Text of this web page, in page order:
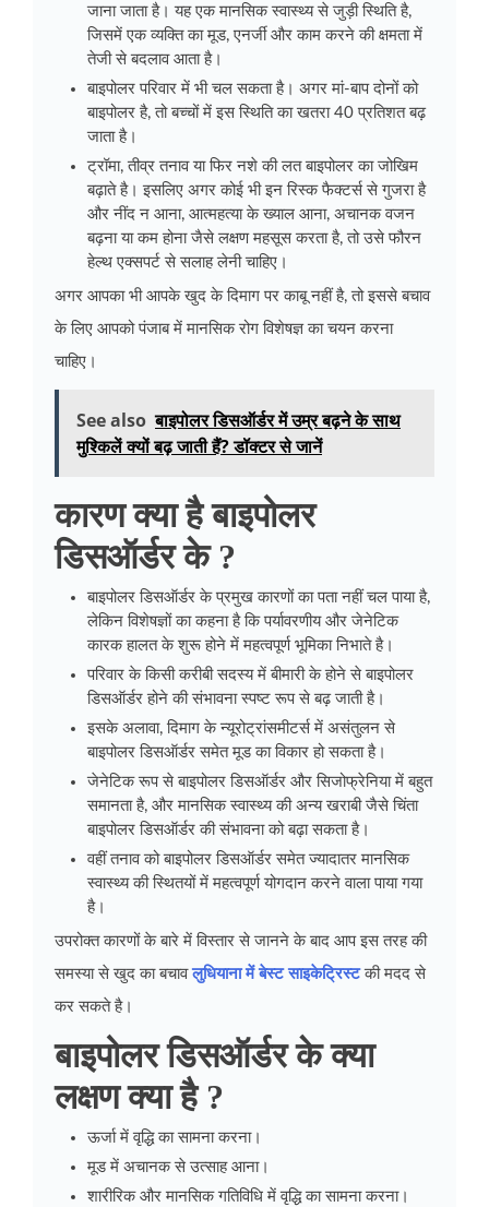
जाना जाता है। यह एक मानसिक स्वास्थ्य से जुड़ी स्थिति है,
जिसमें एक व्यक्ति का मूड, एनर्जी और काम करने की क्षमता में
तेजी से बदलाव आता है।
बाइपोलर परिवार में भी चल सकता है। अगर मां-बाप दोनों को
बाइपोलर है, तो बच्चों में इस स्थिति का खतरा 40 प्रतिशत बढ़
जाता है।
ट्रॉमा, तीव्र तनाव या फिर नशे की लत बाइपोलर का जोखिम
बढ़ाते है। इसलिए अगर कोई भी इन रिस्क फैक्टर्स से गुजरा है
और नींद न आना, आत्महत्या के ख्याल आना, अचानक वजन
बढ़ना या कम होना जैसे लक्षण महसूस करता है, तो उसे फौरन
हेल्थ एक्सपर्ट से सलाह लेनी चाहिए।
अगर आपका भी आपके खुद के दिमाग पर काबू नहीं है, तो इससे बचाव
के लिए आपकोपंजाब में मानसिक रोग विशेषज्ञका चयन करना
चाहिए।
See also बाइपोलर डिसऑर्डर में उम्र बढ़ने के साथ
मुश्किलें क्यों बढ़ जाती हैं? डॉक्टर से जानें
कारण क्या है बाइपोलर
डिसऑर्डर के ?
बाइपोलर डिसऑर्डर के प्रमुख कारणों का पता नहीं चल पाया है,
लेकिन विशेषज्ञों का कहना है कि पर्यावरणीय और जेनेटिक
कारक हालत के शुरू होने में महत्वपूर्ण भूमिका निभाते है।
परिवार के किसी करीबी सदस्य में बीमारी के होने से बाइपोलर
डिसऑर्डर होने की संभावना स्पष्ट रूप से बढ़ जाती है।
इसके अलावा, दिमाग के न्यूरोट्रांसमीटर्स में असंतुलन से
बाइपोलर डिसऑर्डर समेत मूड का विकार हो सकता है।
जेनेटिक रूप से बाइपोलर डिसऑर्डर और सिजोफ्रेनिया में बहुत
समानता है, और मानसिक स्वास्थ्य की अन्य खराबी जैसे चिंता
बाइपोलर डिसऑर्डर की संभावना को बढ़ा सकता है।
वहीं तनाव को बाइपोलर डिसऑर्डर समेत ज्यादातर मानसिक
स्वास्थ्य की स्थितयों में महत्वपूर्ण योगदान करने वाला पाया गया
है।
उपरोक्त कारणों के बारे में विस्तार से जानने के बाद आप इस तरह की
समस्या से खुद का बचावलुधियाना में बेस्ट साइकेट्रिस्टकी मदद से
कर सकते है।
बाइपोलर डिसऑर्डर के क्या
लक्षण क्या है ?
ऊर्जा में वृद्धि का सामना करना।
मूड में अचानक से उत्‍साह आना।
शारीरिक और मानसिक गतिविधि में वृद्धि का सामना करना।